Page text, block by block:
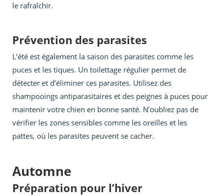
le rafraîchir.
Prévention des parasites
L’été est également la saison des parasites comme les
puces et les tiques. Un toilettage régulier permet de
détecter et d’éliminer ces parasites. Utilisez des
shampooings antiparasitaires et des peignes à puces pour
maintenir votre chien en bonne santé. N’oubliez pas de
vérifier les zones sensibles comme les oreilles et les
pattes, où les parasites peuvent se cacher.
Automne
Préparation pour l’hiver